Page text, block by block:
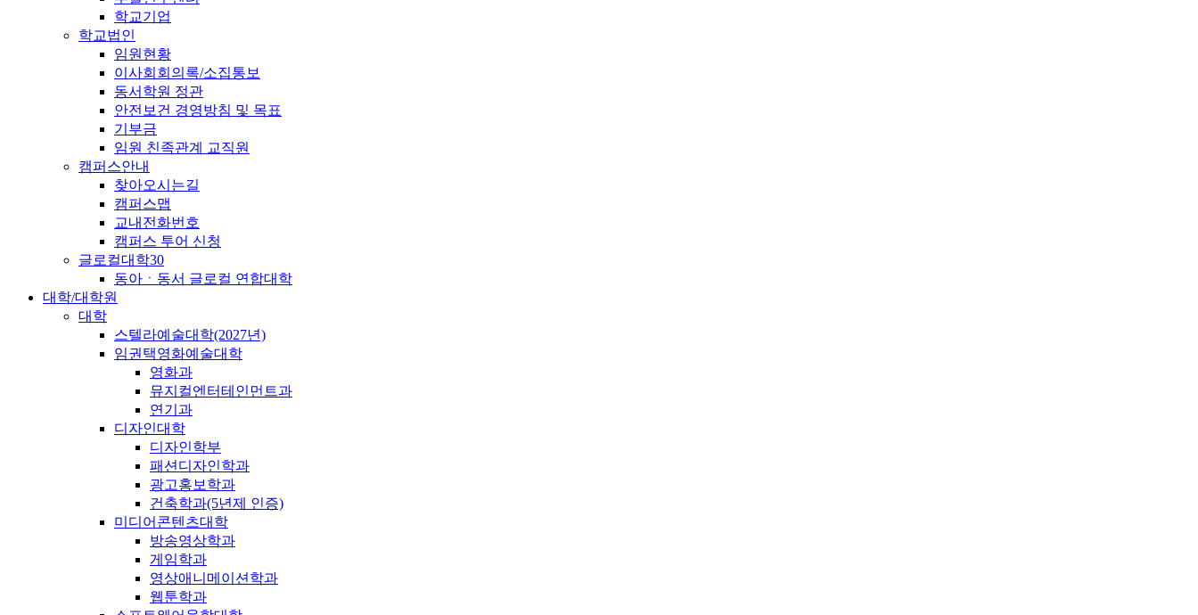
학교기업
학교법인
임원현황
이사회회의록/소집통보
동서학원 정관
안전보건 경영방침 및 목표
기부금
임원 친족관계 교직원
캠퍼스안내
찾아오시는길
캠퍼스맵
교내전화번호
캠퍼스 투어 신청
글로컬대학30
동아ㆍ동서 글로컬 연합대학
대학/대학원
대학
스텔라예술대학(2027년)
임권택영화예술대학
영화과
뮤지컬엔터테인먼트과
연기과
디자인대학
디자인학부
패션디자인학과
광고홍보학과
건축학과(5년제 인증)
미디어콘텐츠대학
방송영상학과
게임학과
영상애니메이션학과
웹툰학과